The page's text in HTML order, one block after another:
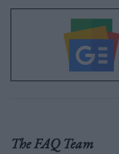
The FAQ Team